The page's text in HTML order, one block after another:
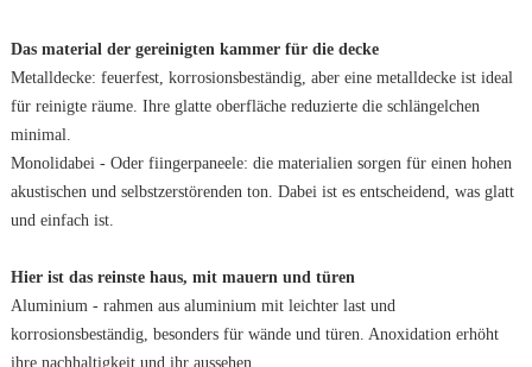
Das material der gereinigten kammer für die decke
Metalldecke: feuerfest, korrosionsbeständig, aber eine metalldecke ist ideal
für reinigte räume. Ihre glatte oberfläche reduzierte die schlängelchen
minimal.
Monolidabei - Oder fiingerpaneele: die materialien sorgen für einen hohen
akustischen und selbstzerstörenden ton. Dabei ist es entscheidend, was glatt
und einfach ist.
Hier ist das reinste haus, mit mauern und türen
Aluminium - rahmen aus aluminium mit leichter last und
korrosionsbeständig, besonders für wände und türen. Anoxidation erhöht
ihre nachhaltigkeit und ihr aussehen.